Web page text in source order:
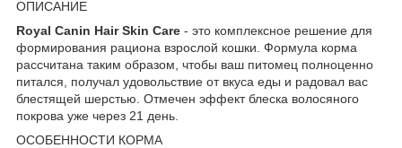
ОПИСАНИЕ
Royal Canin Hair Skin Care - это комплексное решение для
формирования рациона взрослой кошки. Формула корма
рассчитана таким образом, чтобы ваш питомец полноценно
питался, получал удовольствие от вкуса еды и радовал вас
блестящей шерстью. Отмечен эффект блеска волосяного
покрова уже через 21 день.
ОСОБЕННОСТИ КОРМА